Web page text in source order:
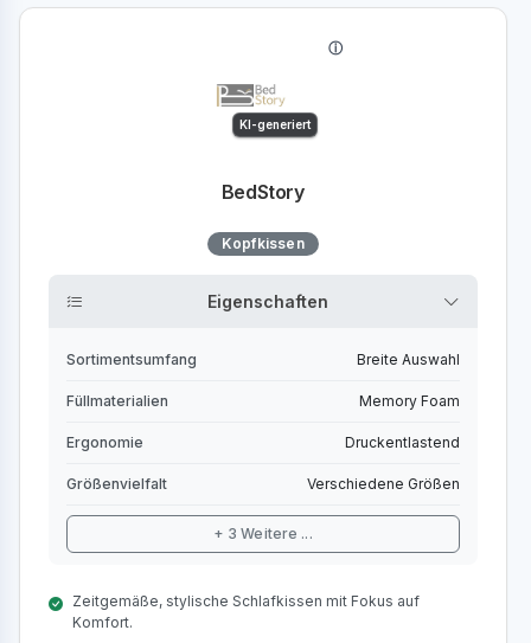
KI-generiert
BedStory
Kopfkissen
Eigenschaften
Sortimentsumfang Breite Auswahl
Füllmaterialien Memory Foam
Ergonomie Druckentlastend
Größenvielfalt Verschiedene Größen
+ 3 Weitere ...
Zeitgemäße, stylische Schlafkissen mit Fokus auf
Komfort.